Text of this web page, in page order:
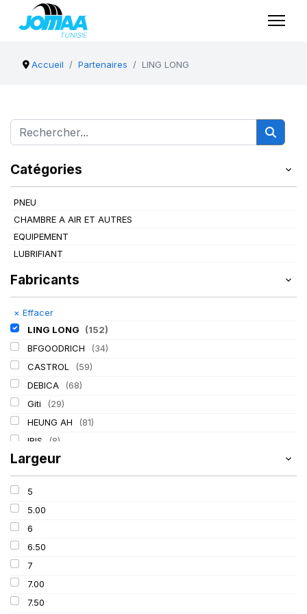
Accueil Partenaires LING LONG
Catégories
PNEU
CHAMBRE A AIR ET AUTRES
EQUIPEMENT
LUBRIFIANT
Fabricants
× Effacer
LING LONG
(152)
BFGOODRICH
(34)
CASTROL
(59)
DEBICA
(68)
Giti
(29)
HEUNG AH
(81)
IRIS
(8)
ITALMATIC
KLEBER (116)
LASSA
MICHELIN
MITAS
Mondolfo ferro
PIRELLI
PROMETEON
SCHRADER
Largeur
5
5.00
6
6.50
7
7.00
7.50